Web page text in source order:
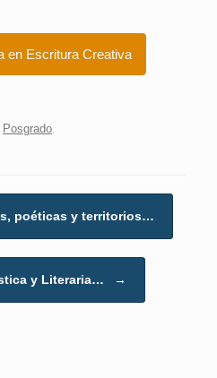
en Escritura Creativa
Posgrado
poéticas y territorios…
y Literaria… →